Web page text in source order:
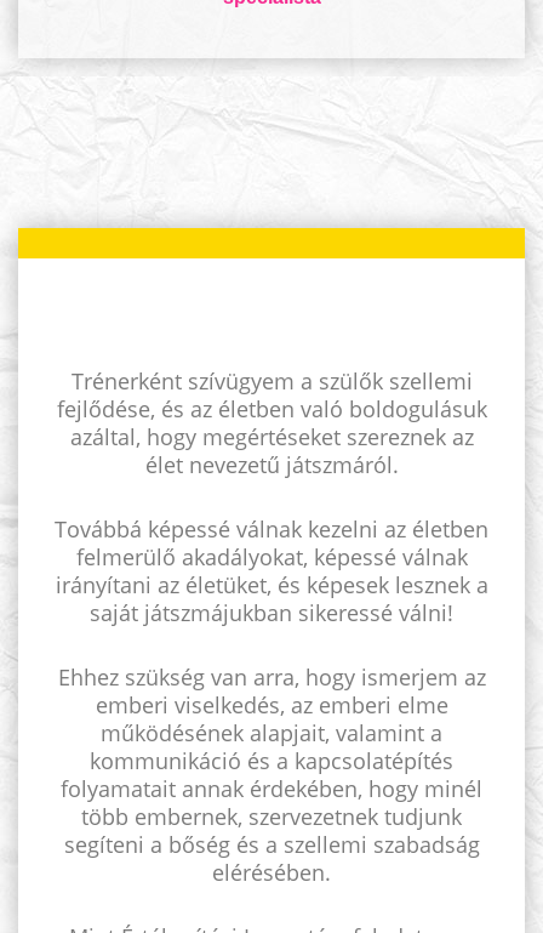
Trénerként szívügyem a szülők szellemi
fejlődése, és az életben való boldogulásuk
azáltal, hogy megértéseket szereznek az
élet nevezetű játszmáról.
Továbbá képessé válnak kezelni az életben
felmerülő akadályokat, képessé válnak
irányítani az életüket, és képesek lesznek a
saját játszmájukban sikeressé válni!
Ehhez szükség van arra, hogy ismerjem az
emberi viselkedés, az emberi elme
működésének alapjait, valamint a
kommunikáció és a kapcsolatépítés
folyamatait annak érdekében, hogy minél
több embernek, szervezetnek tudjunk
segíteni a bőség és a szellemi szabadság
elérésében.